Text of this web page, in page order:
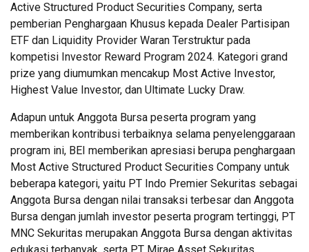
Active Structured Product Securities Company, serta
pemberian Penghargaan Khusus kepada Dealer Partisipan
ETF dan Liquidity Provider Waran Terstruktur pada
kompetisi Investor Reward Program 2024. Kategori grand
prize yang diumumkan mencakup Most Active Investor,
Highest Value Investor, dan Ultimate Lucky Draw.
Adapun untuk Anggota Bursa peserta program yang
memberikan kontribusi terbaiknya selama penyelenggaraan
program ini, BEI memberikan apresiasi berupa penghargaan
Most Active Structured Product Securities Company untuk
beberapa kategori, yaitu PT Indo Premier Sekuritas sebagai
Anggota Bursa dengan nilai transaksi terbesar dan Anggota
Bursa dengan jumlah investor peserta program tertinggi, PT
MNC Sekuritas merupakan Anggota Bursa dengan aktivitas